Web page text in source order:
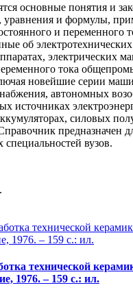
основные понятия и
уравнения и формулы,
и переменного
об
электрических
тока
новейшие серии
автономных
источниках
силовых
предназначен
специальностей вузов.
технической
1976. – 159 с.: ил.